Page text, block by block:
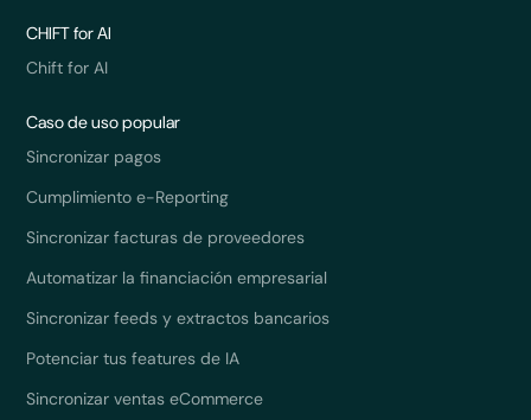
CHIFT for AI
Chift for AI
Caso de uso popular
Sincronizar pagos
Cumplimiento e-Reporting
Sincronizar facturas de proveedores
Automatizar la financiación empresarial
Sincronizar feeds y extractos bancarios
Potenciar tus features de IA
Sincronizar ventas eCommerce